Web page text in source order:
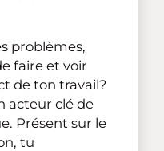
problèmes,
faire et voir
de ton travail?
acteur clé de
Présent sur le
tu